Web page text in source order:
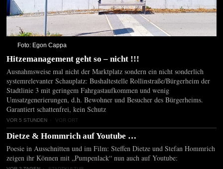
Foto: Egon Cappa
Hitzemanagement geht so – nicht !!!
Ausnahmsweise mal nicht der Marktplatz sondern ein nicht sonderlich
systemrelevanter Schauplatz: Bushaltestelle Rollinstraße/Bürgerheim der
Stadtlinie 3 mit geringem Fahrgastaufkommen und wenig
Umsatzgenerierungen, d.h. Bewohner und Besucher des Bürgerheims.
Garantiert schattenfrei, kein Schutz
VOR 5 STUNDEN VOR ORT
Dietze & Hommrich auf Youtube …
Poesie in Ausschnitten und im Film: Steffen Dietze und Stefan Hommrich
zeigen ihr Können mit „Pumpenlack“ nun auch auf Youtube: